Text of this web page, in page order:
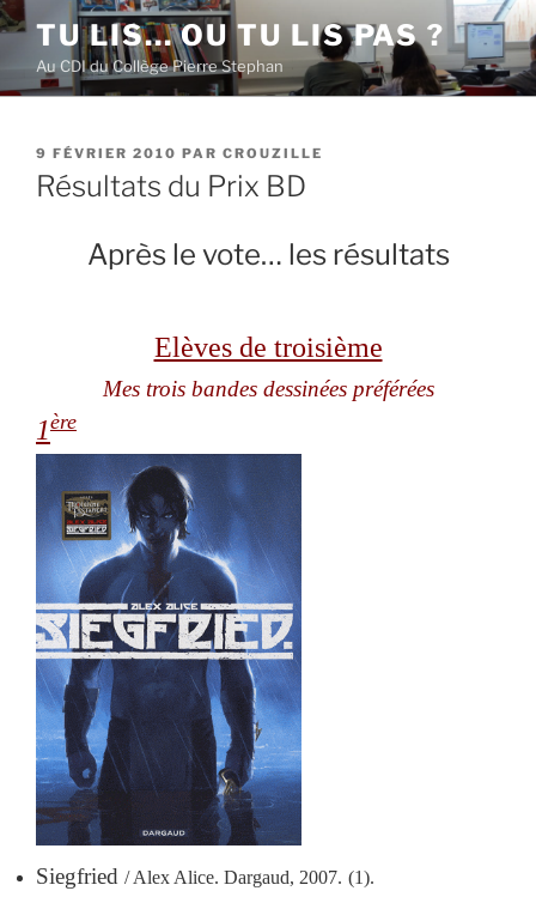
Aller
contenu
principal
TU LIS… OU TU LIS PAS ?
Au CDI du Collège Pierre Stephan
PUBLIÉ
LE
9 FÉVRIER 2010 PAR CROUZILLE
Résultats du Prix BD
Après le vote… les résultats
Elèves de troisième
Mes trois bandes dessinées préférées
1ère
Siegfried / Alex Alice. Dargaud, 2007. (1).